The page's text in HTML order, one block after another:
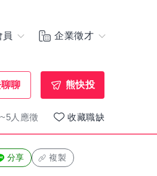
員 企業徵才
聊 熊快投
人應徵 收藏職缺
分享 複製